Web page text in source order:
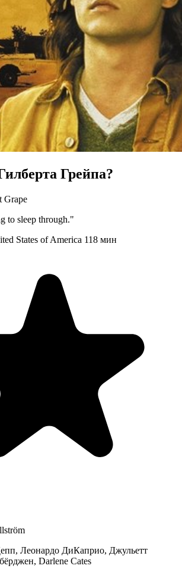
Грейпа?
Grape
to sleep through."
States of America 118 мин
Леонардо ДиКаприо, Джульетт
Darlene Cates